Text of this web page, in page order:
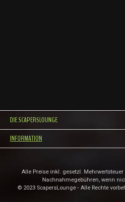
DIE SCAPERSLOUNGE
INFORMATION
Alle Preise inkl. gesetzl. Mehrwertsteuer
Nachnahmegebühren, wenn
© 2023 ScapersLounge - Alle Rechte